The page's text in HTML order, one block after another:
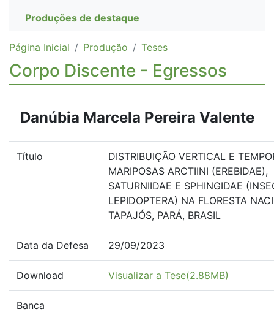
Produções de destaque
Página Inicial Produção Teses
Corpo Discente - Egressos
Danúbia Marcela Pereira Valente
Título
DISTRIBUIÇÃO VERTICAL E
MARIPOSAS ARCTIINI (EREBIDAE),
SATURNIIDAE E SPHINGIDAE
LEPIDOPTERA) NA FLORESTA
TAPAJÓS, PARÁ, BRASIL
Data da Defesa 29/09/2023
Download Visualizar a Tese(2.88MB)
Banca